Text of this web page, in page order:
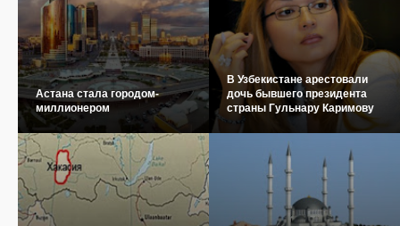
Астана стала городом-
миллионером
В Узбекистане арестовали
дочь бывшего президента
страны Гульнару Каримову